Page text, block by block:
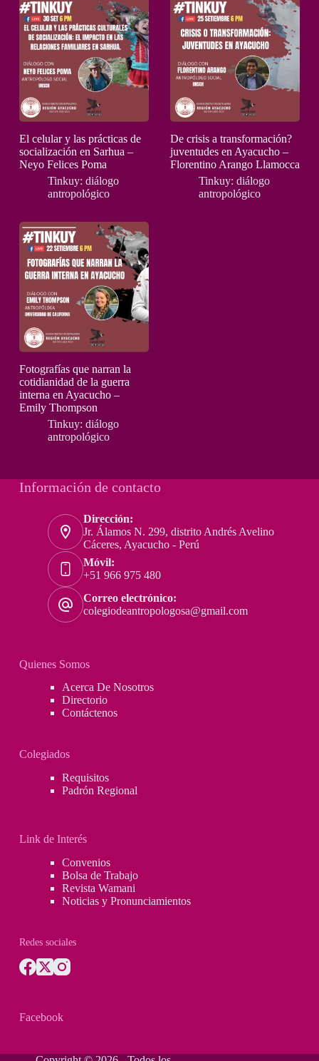
El celular y las prácticas de
socialización en Sarhua –
Neyo Felices Poma
Tinkuy: diálogo
antropológico
De crisis a transformación?
juventudes en Ayacucho –
Florentino Arango Llamocca
Tinkuy: diálogo
antropológico
Fotografías que narran la
cotidianidad de la guerra
interna en Ayacucho –
Emily Thompson
Tinkuy: diálogo
antropológico
Información de contacto
Dirección:
Jr. Álamos N. 299, distrito Andrés Avelino
Cáceres, Ayacucho - Perú
Móvil:
+51 966 975 480
Correo electrónico:
colegiodeantropologosa@gmail.com
Quienes Somos
Acerca De Nosotros
Directorio
Contáctenos
Colegiados
Requisitos
Padrón Regional
Link de Interés
Convenios
Bolsa de Trabajo
Revista Wamani
Noticias y Pronunciamientos
Redes sociales
Facebook